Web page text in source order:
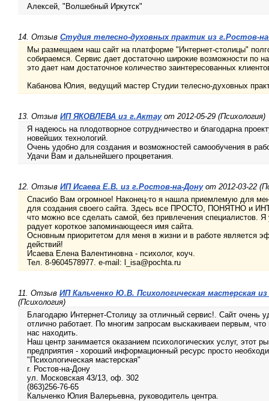
Алексей, "Волшебный Иркутск"
14. Отзыв Студия телесно-духовных практик из г.Ростов-
Мы размещаем наш сайт на платформе "Интернет-столицы"
собираемся. Сервис дает достаточно широкие возможности по
это дает нам достаточное количество заинтересованных
Кабанова Юлия, ведущий мастер Студии телесно-духовных
13. Отзыв ИП ЯКОВЛЕВА из г.Актауот 2012-05-29 (Психология)
Я надеюсь на плодотворное сотрудничество и благодарна
новейших технологий.
Очень удобно для создания и возможностей самообучения в
Удачи Вам и дальнейшего процветания.
12. Отзыв ИП Исаева Е.В. из г.Ростов-на-Донуот 2012-03-22
Спасибо Вам огромное! Наконец-то я нашла приемлемую для
для создания своего сайта. Здесь все ПРОСТО, ПОНЯТНО и
что можно все сделать самой, без привлечения специалистов.
радует короткое запоминающееся имя сайта.
Основным приоритетом для меня в жизни и в работе является
действий!
Исаева Елена Валентиновна - психолог, коуч.
Тел. 8-9604578977. e-mail: l_isa@pochta.ru
11. Отзыв ИП Кальченко Ю.В. Психологическая мастерская
(Психология)
Благодарю Интернет-Столицу за отличный сервис!. Сайт очень
отлично работает. По многим запросам выскакиваеи первым,
нас находить.
Наш центр занимается оказанием психологических услуг, этот
предприятия - хороший информационный ресурс просто
"Психологическая мастерская"
г. Ростов-на-Дону
ул. Московская 43/13, оф. 302
(863)256-76-65
Кальченко Юлия Валерьевна, руководитель центра.